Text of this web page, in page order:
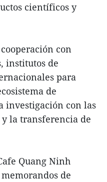
científicos y
con
institutos de
para
de
investigación con las
la transferencia de
Quang Ninh
de